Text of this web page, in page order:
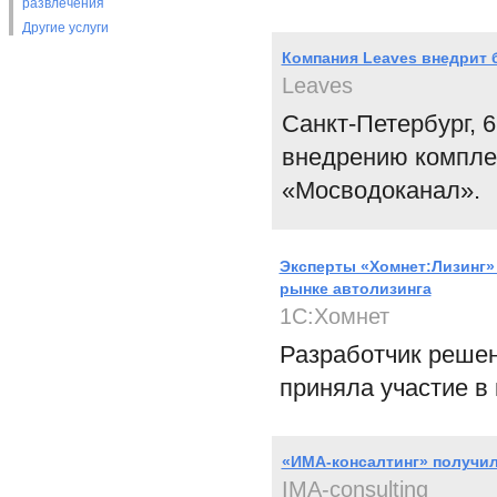
развлечения
Другие услуги
Компания Leaves внедрит
Leaves
Санкт-Петербург,
внедрению
«Мосводоканал».
Эксперты
рынке автолизинга
1C:Хомнет
Разработчик
приняла участие
«ИМА-консалтинг»
IMA-consulting